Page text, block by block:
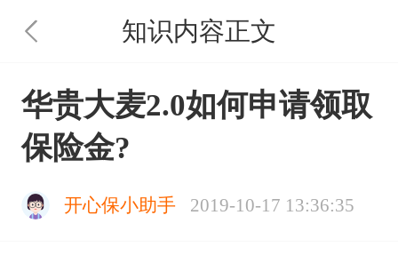
知识内容正文
华贵大麦2.0如何申请领取
保险金?
开心保小助手 2019-10-17 13:36:35